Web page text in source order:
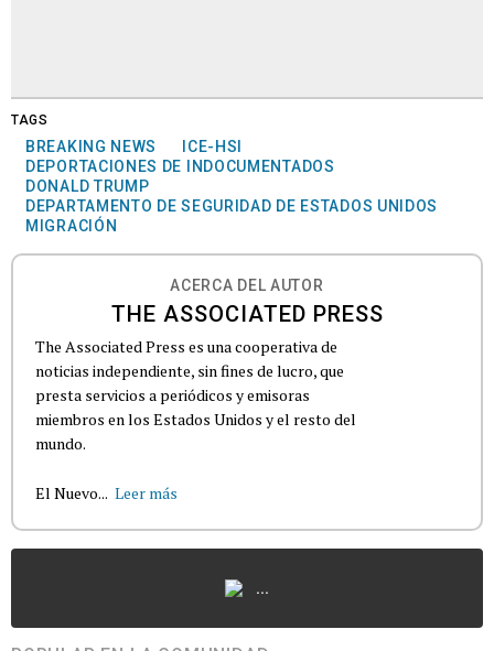
TAGS
BREAKING NEWS
ICE-HSI
DEPORTACIONES DE INDOCUMENTADOS
DONALD TRUMP
DEPARTAMENTO DE SEGURIDAD DE ESTADOS UNIDOS
MIGRACIÓN
ACERCA DEL AUTOR
THE ASSOCIATED PRESS
The Associated Press es una cooperativa de
noticias independiente, sin fines de lucro, que
presta servicios a periódicos y emisoras
miembros en los Estados Unidos y el resto del
mundo.
El Nuevo... Leer más
...